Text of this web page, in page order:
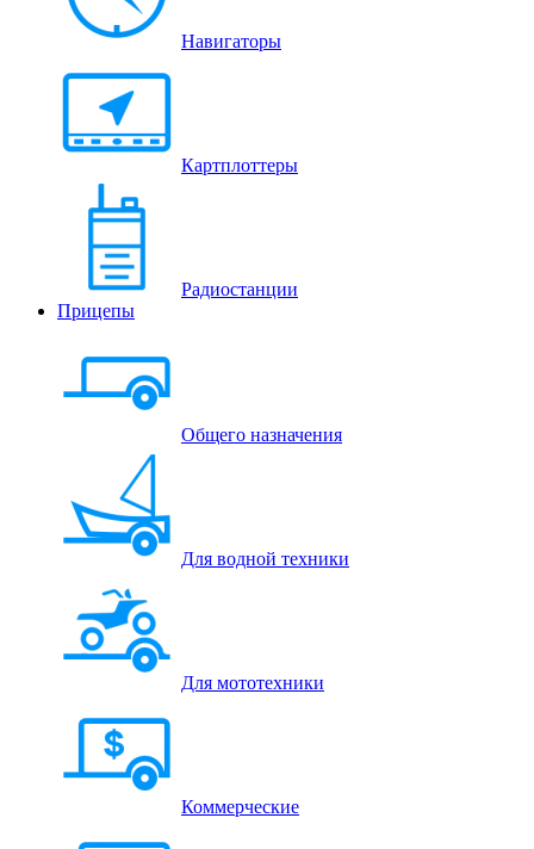
Навигаторы
Картплоттеры
Радиостанции
Прицепы
Общего назначения
Для водной техники
Для мототехники
Коммерческие